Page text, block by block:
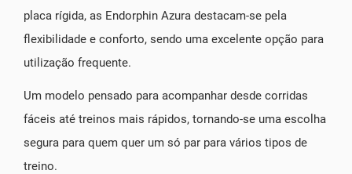
placa rígida, as Endorphin Azura destacam-se pela
flexibilidade e conforto, sendo uma excelente opção para
utilização frequente.
Um modelo pensado para acompanhar desde corridas
fáceis até treinos mais rápidos, tornando-se uma escolha
segura para quem quer um só par para vários tipos de
treino.